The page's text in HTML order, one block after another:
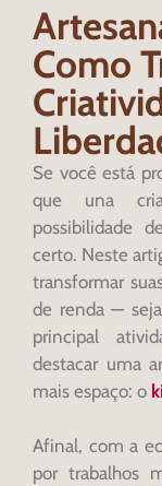
Como
Se você está
que una
possibilidade
certo. Neste
transformar
de renda —
principal
destacar uma
mais espaço: o
Afinal, com a
por trabalhos